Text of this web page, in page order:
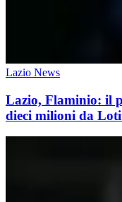
Lazio News
Lazio, Flaminio: il
dieci milioni da